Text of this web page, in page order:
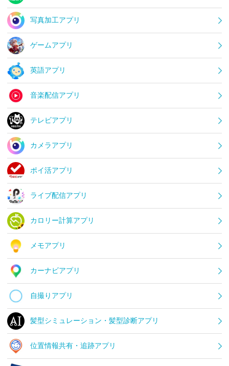
写真加工アプリ
ゲームアプリ
英語アプリ
音楽配信アプリ
テレビアプリ
カメラアプリ
ポイ活アプリ
ライブ配信アプリ
カロリー計算アプリ
メモアプリ
カーナビアプリ
自撮りアプリ
髪型シミュレーション・髪型診断アプリ
位置情報共有・追跡アプリ